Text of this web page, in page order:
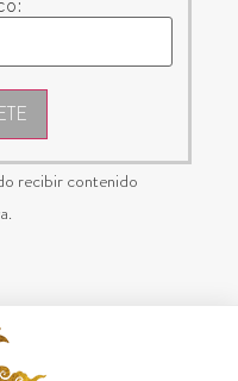
recibir contenido